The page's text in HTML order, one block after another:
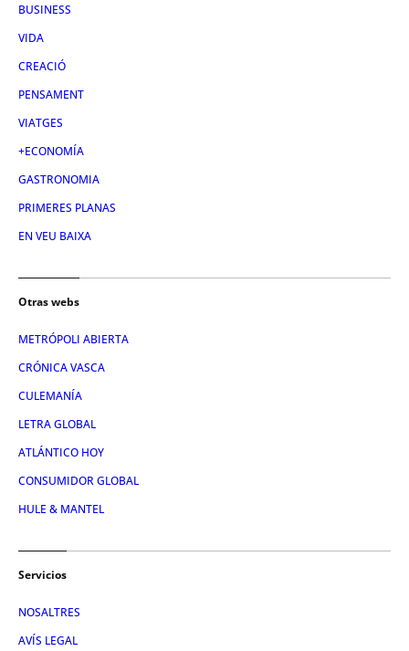
BUSINESS
VIDA
CREACIÓ
PENSAMENT
VIATGES
+ECONOMÍA
GASTRONOMIA
PRIMERES PLANAS
EN VEU BAIXA
Otras webs
METRÓPOLI ABIERTA
CRÓNICA VASCA
CULEMANÍA
LETRA GLOBAL
ATLÁNTICO HOY
CONSUMIDOR GLOBAL
HULE & MANTEL
Servicios
NOSALTRES
AVÍS LEGAL